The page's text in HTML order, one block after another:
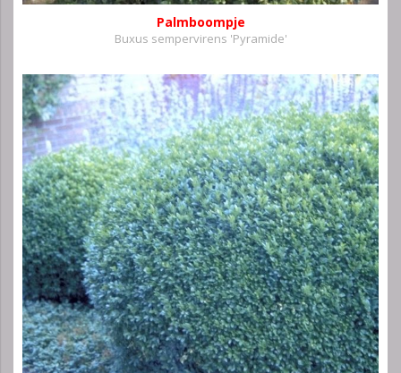
Palmboompje
Buxus sempervirens 'Pyramide'